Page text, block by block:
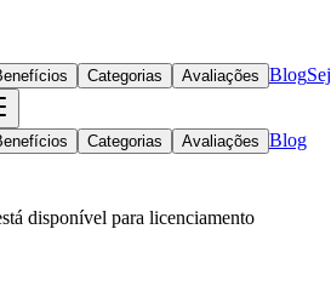
Categorias Avaliações Blog
Categorias Avaliações Blog
disponível para licenciamento